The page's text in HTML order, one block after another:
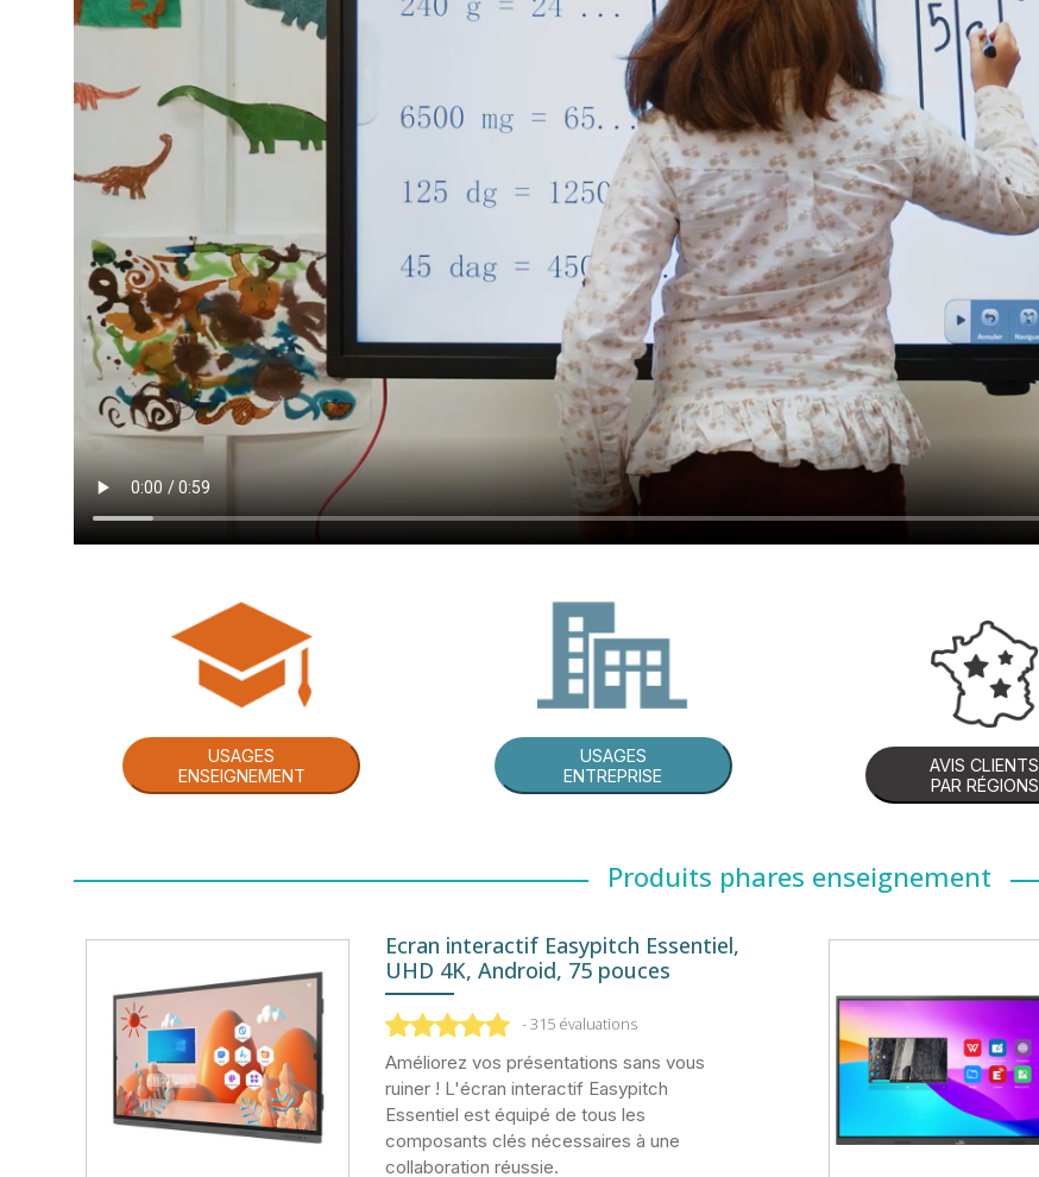
USAGES
ENSEIGNEMENT
USAGES
ENTREPRISE
AVIS CLIENTS
PAR RÉGIONS
Produits phares enseignement
Ecran interactif Easypitch Essentiel,
UHD 4K, Android, 75 pouces
- 315 évaluations
Améliorez vos présentations sans vous
ruiner ! L'écran interactif Easypitch
Essentiel est équipé de tous les
composants clés nécessaires à une
collaboration réussie.